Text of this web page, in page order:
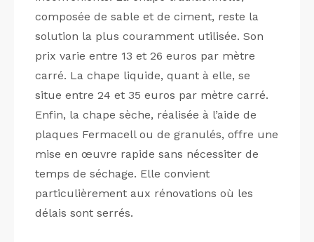
composée de sable et de ciment, reste la
solution la plus couramment utilisée. Son
prix varie entre 13 et 26 euros par mètre
carré. La chape liquide, quant à elle, se
situe entre 24 et 35 euros par mètre carré.
Enfin, la chape sèche, réalisée à l’aide de
plaques Fermacell ou de granulés, offre une
mise en œuvre rapide sans nécessiter de
temps de séchage. Elle convient
particulièrement aux rénovations où les
délais sont serrés.